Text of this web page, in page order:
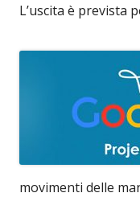
L’uscita è prevista
movimenti delle